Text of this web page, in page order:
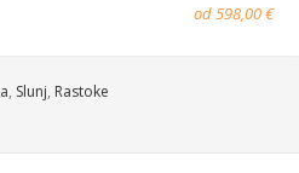
od 598,00 €
, Slunj, Rastoke